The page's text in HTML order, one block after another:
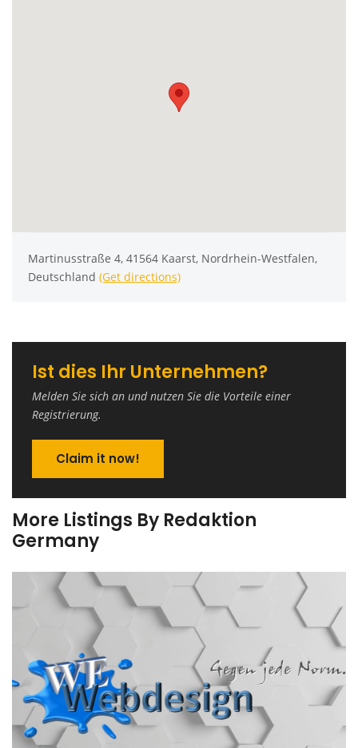
Martinusstraße 4, 41564 Kaarst, Nordrhein-Westfalen,
Deutschland (Get directions)
Ist dies Ihr Unternehmen?
Melden Sie sich an und nutzen Sie die Vorteile einer
Registrierung.
Claim it now!
More Listings By Redaktion
Germany